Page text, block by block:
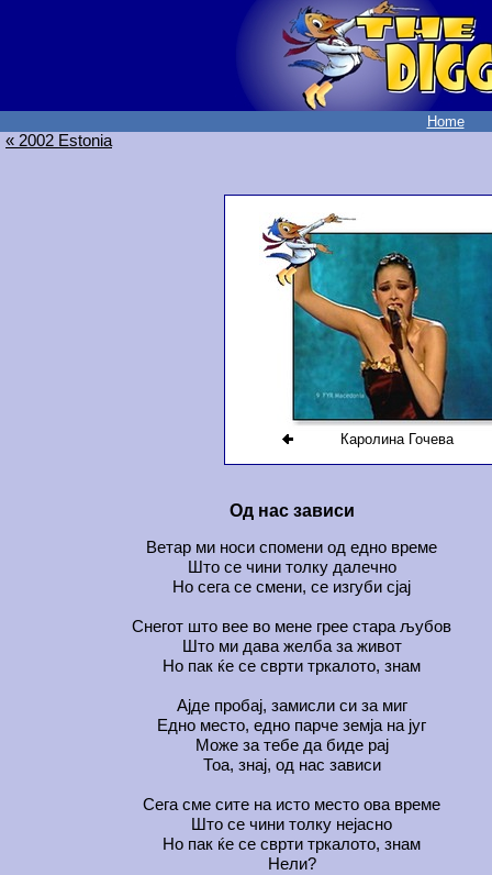
Home
« 2002 Estonia
Каролина Гочева
Од нас зависи
Ветар ми носи спомени од едно време
Што се чини толку далечно
Но сега се смени, се изгуби сјај
Снегот што вее во мене грее стара љубов
Што ми дава желба за живот
Но пак ќе се сврти тркалото, знам
Ајде пробај, замисли си за миг
Едно место, едно парче земја на југ
Може за тебе да биде рај
Тоа, знај, од нас зависи
Сега сме сите на исто место ова време
Што се чини толку нејасно
Но пак ќе се сврти тркалото, знам
Нели?